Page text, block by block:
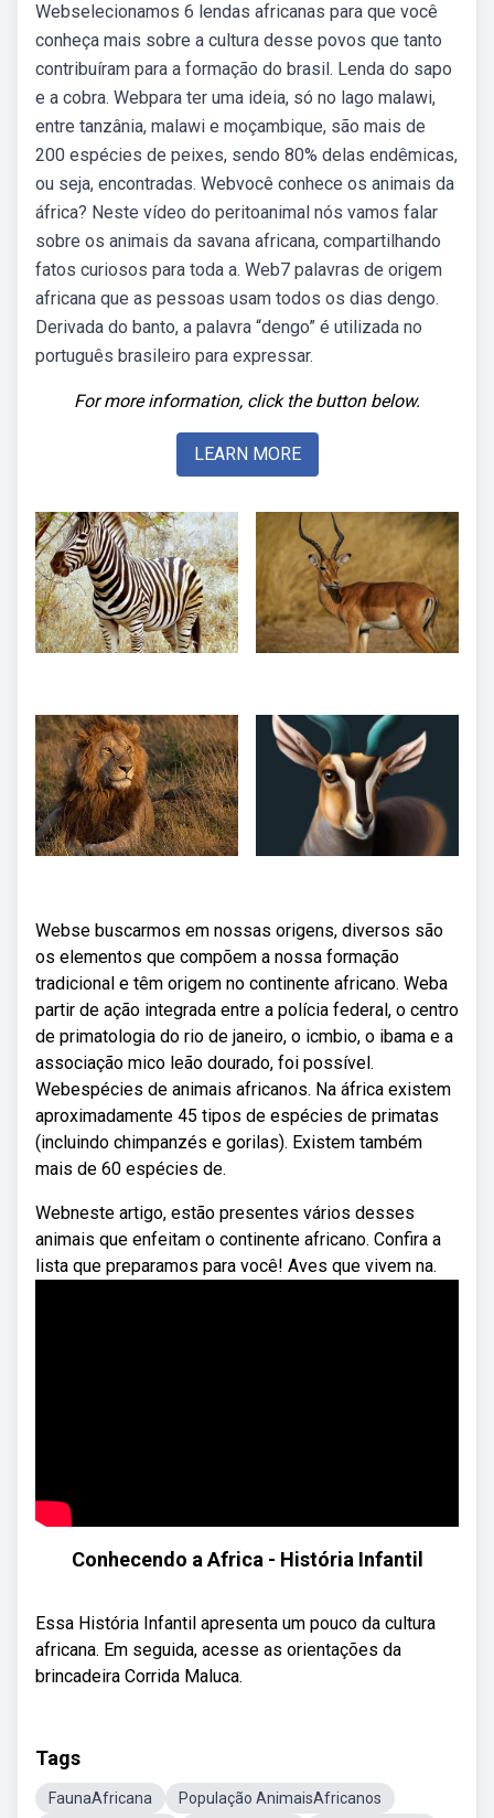
Webselecionamos 6 lendas africanas para que você
conheça mais sobre a cultura desse povos que tanto
contribuíram para a formação do brasil. Lenda do sapo
e a cobra. Webpara ter uma ideia, só no lago malawi,
entre tanzânia, malawi e moçambique, são mais de
200 espécies de peixes, sendo 80% delas endêmicas,
ou seja, encontradas. Webvocê conhece os animais da
áfrica? Neste vídeo do peritoanimal nós vamos falar
sobre os animais da savana africana, compartilhando
fatos curiosos para toda a. Web7 palavras de origem
africana que as pessoas usam todos os dias dengo.
Derivada do banto, a palavra “dengo” é utilizada no
português brasileiro para expressar.
For more information, click the button below.
LEARN MORE
Webse buscarmos em nossas origens, diversos são
os elementos que compõem a nossa formação
tradicional e têm origem no continente africano. Weba
partir de ação integrada entre a polícia federal, o centro
de primatologia do rio de janeiro, o icmbio, o ibama e a
associação mico leão dourado, foi possível.
Webespécies de animais africanos. Na áfrica existem
aproximadamente 45 tipos de espécies de primatas
(incluindo chimpanzés e gorilas). Existem também
mais de 60 espécies de.
Webneste artigo, estão presentes vários desses
animais que enfeitam o continente africano. Confira a
lista que preparamos para você! Aves que vivem na.
Conhecendo a Africa - História Infantil
Essa História Infantil apresenta um pouco da cultura
africana. Em seguida, acesse as orientações da
brincadeira Corrida Maluca.
Tags
FaunaAfricana População AnimaisAfricanos